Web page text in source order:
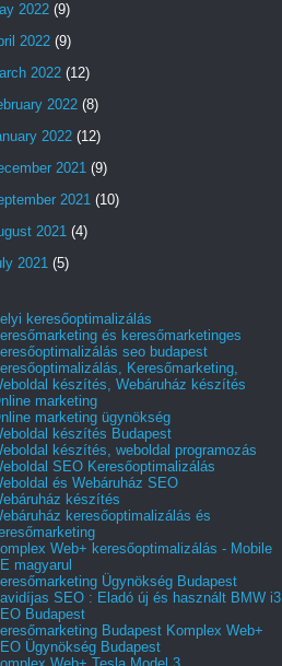
2022 (9)
2022 (9)
2022 (12)
2022 (8)
2022 (12)
2021 (9)
2021 (10)
2021 (4)
2021 (5)
keresőoptimalizálás
és keresőmarketinges
seo budapest
Keresőmarketing,
készítés, Webáruház készítés
marketing
marketing ügynökség
készítés Budapest
készítés, weboldal programozás
SEO Keresőoptimalizálás
és Webáruház SEO
készítés
keresőoptimalizálás és
Web+ keresőoptimalizálás - Mobile
magyarul
Ügynökség Budapest
SEO : Eladó új és használt BMW i3
Budapest
Budapest Komplex Web+
Ügynökség Budapest
Web+ Tesla Model 3